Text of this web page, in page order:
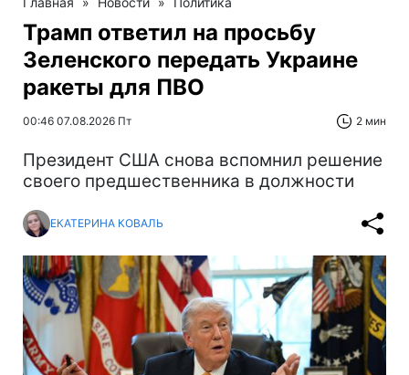
Трамп ответил на просьбу
Зеленского передать Украине
ракеты для ПВО
00:46 07.08.2026 Пт 2 мин
Президент США снова вспомнил решение
своего предшественника в должности
ЕКАТЕРИНА КОВАЛЬ